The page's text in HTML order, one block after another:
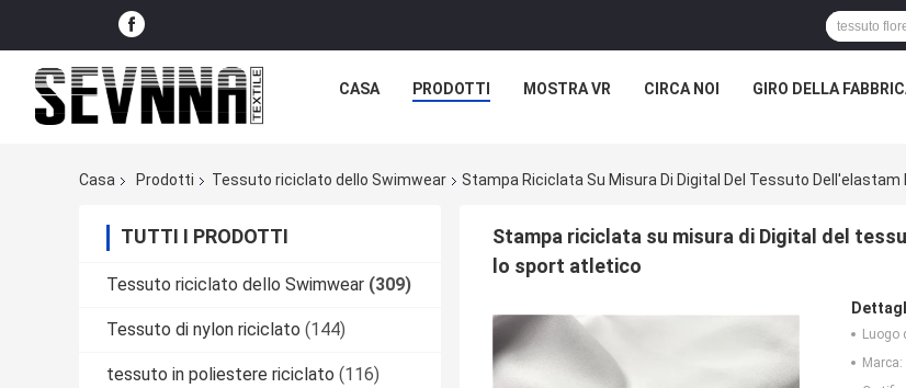
CASA PRODOTTI MOSTRA VR CIRCA NOI GIRO DELLA
Casa Prodotti Tessuto riciclato dello Swimwear Stampa Riciclata Su Misura Di Digital Del Tessuto
TUTTI I PRODOTTI
Tessuto riciclato dello Swimwear (309)
Tessuto di nylon riciclato (144)
tessuto in poliestere riciclato (116)
Stampa riciclata su misura di Digital del
lo sport atletico
Luogo
Marca: